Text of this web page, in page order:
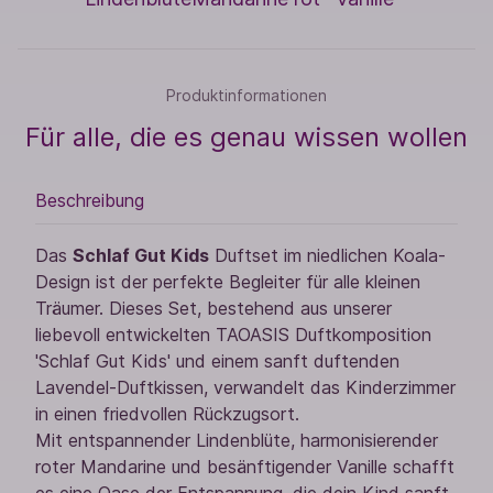
Produktinformationen
Für alle, die es genau wissen wollen
Beschreibung
Das Schlaf Gut Kids Duftset im niedlichen Koala-
Design ist der perfekte Begleiter für alle kleinen
Träumer. Dieses Set, bestehend aus unserer
liebevoll entwickelten TAOASIS Duftkomposition
'Schlaf Gut Kids' und einem sanft duftenden
Lavendel-Duftkissen, verwandelt das Kinderzimmer
in einen friedvollen Rückzugsort.
Mit entspannender Lindenblüte, harmonisierender
roter Mandarine und besänftigender Vanille schafft